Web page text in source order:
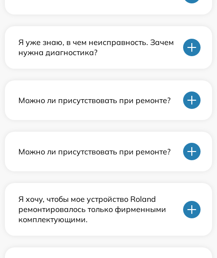
Я уже знаю, в чем неисправность. Зачем
нужна диагностика?
Можно ли присутствовать при ремонте?
Можно ли присутствовать при ремонте?
Я хочу, чтобы мое устройство Roland
ремонтировалось только фирменными
комплектующими.